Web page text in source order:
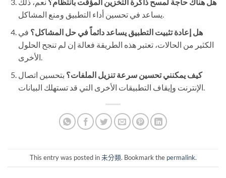
هل هناك حاجة لمسح ذاكرة التخزين المؤقت بانتظام؟ نعم، ذلك
يساعد في تحسين أداء التطبيق ومنع المشاكل.
هل إعادة تثبيت التطبيق يساعد دائماً في حل المشاكل؟ في
الكثير من الحالات، تعتبر هذه الطريقة فعالة إن لم تنجح الحلول
الأخرى.
كيف يمكنني تحسين سرعة تنزيل الملفات؟ بتحسين اتصال
This entry was posted in未分類. Bookmark the permalink.